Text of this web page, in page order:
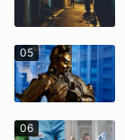
05
06